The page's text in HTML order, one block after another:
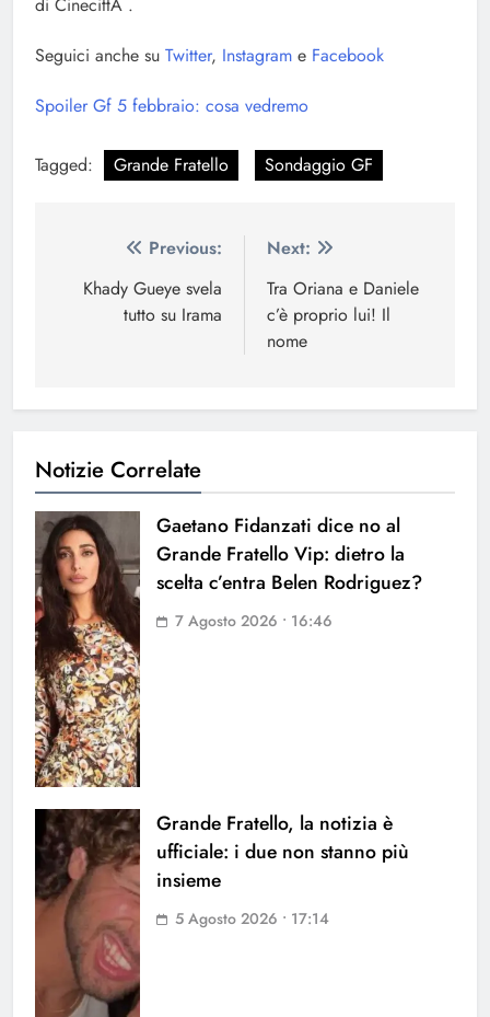
di CinecittÃ .
Seguici anche su Twitter, Instagram e Facebook
Spoiler Gf 5 febbraio: cosa vedremo
Tagged: Grande Fratello Sondaggio GF
Navigazione
articoli
Previous:
Khady Gueye svela
tutto su Irama
Next:
Tra Oriana e Daniele
c’è proprio lui! Il
nome
Notizie Correlate
Gaetano Fidanzati dice no al
Grande Fratello Vip: dietro la
scelta c’entra Belen Rodriguez?
7 Agosto 2026 • 16:46
Grande Fratello, la notizia è
ufficiale: i due non stanno più
insieme
5 Agosto 2026 • 17:14